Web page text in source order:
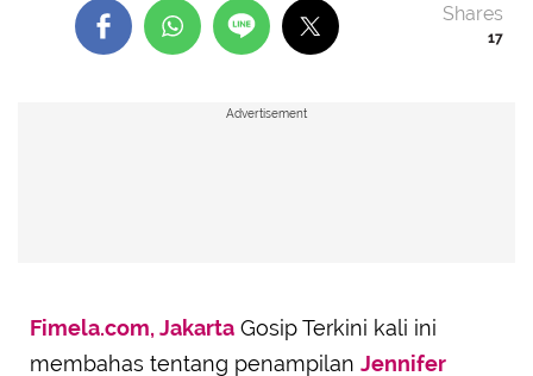
17
Shares
Advertisement
Fimela.com, Jakarta Gosip Terkini kali ini
membahas tentang penampilan Jennifer